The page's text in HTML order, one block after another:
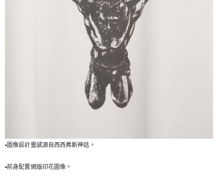
▪️圖像設計靈感源自西西弗斯神話。
▪️前身配置網版印花圖像。